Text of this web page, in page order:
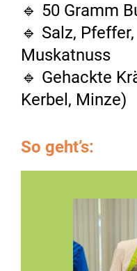
🔹 50 Gramm
🔹 Salz,
Muskatnuss
🔹 Gehackte
Kerbel, Minze)
So geht’s: